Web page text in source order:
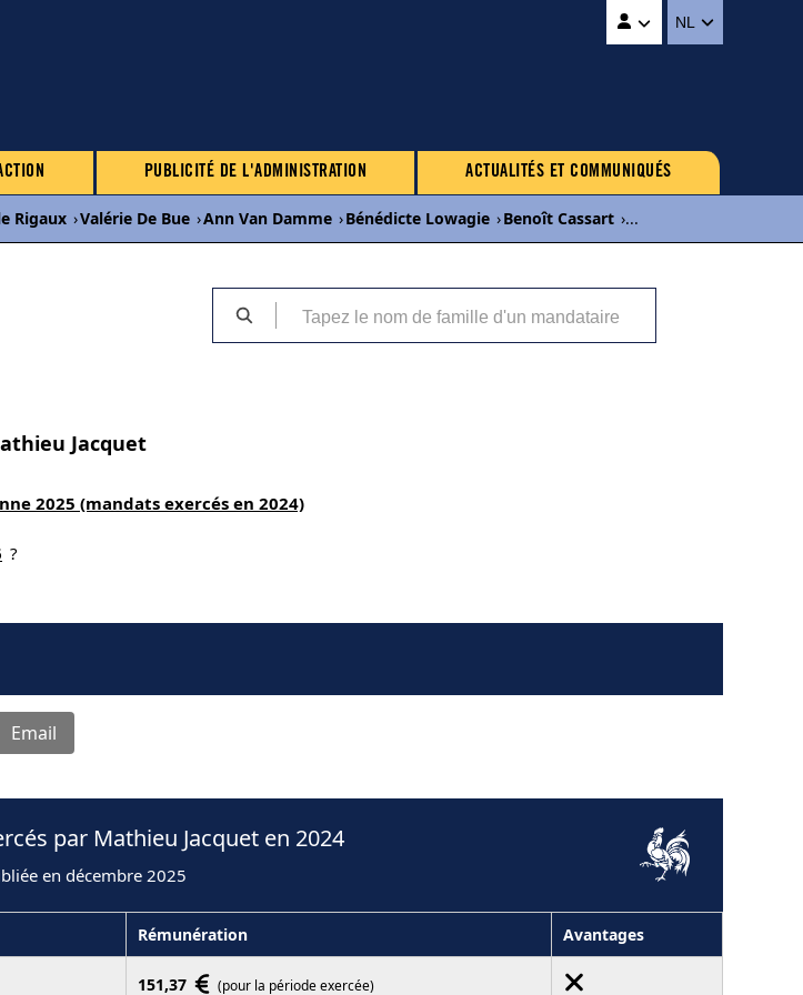
NL
PUBLICITÉ DE L'ADMINISTRATION ACTUALITÉS ET COMMUNIQUÉS
Rigaux ›Valérie De Bue ›Ann Van Damme ›Bénédicte Lowagie ›Benoît Cassart ›...
Jacquet
2025 (mandats exercés en 2024)
?
Email
par Mathieu Jacquet en 2024
en décembre 2025
Rémunération Avantages
151,37 (pour la période exercée)